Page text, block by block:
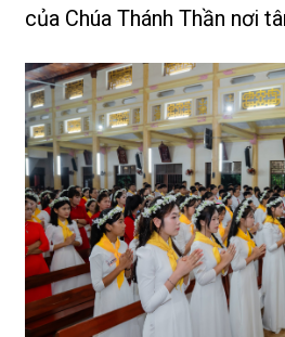
của Chúa Thánh Thần nơi